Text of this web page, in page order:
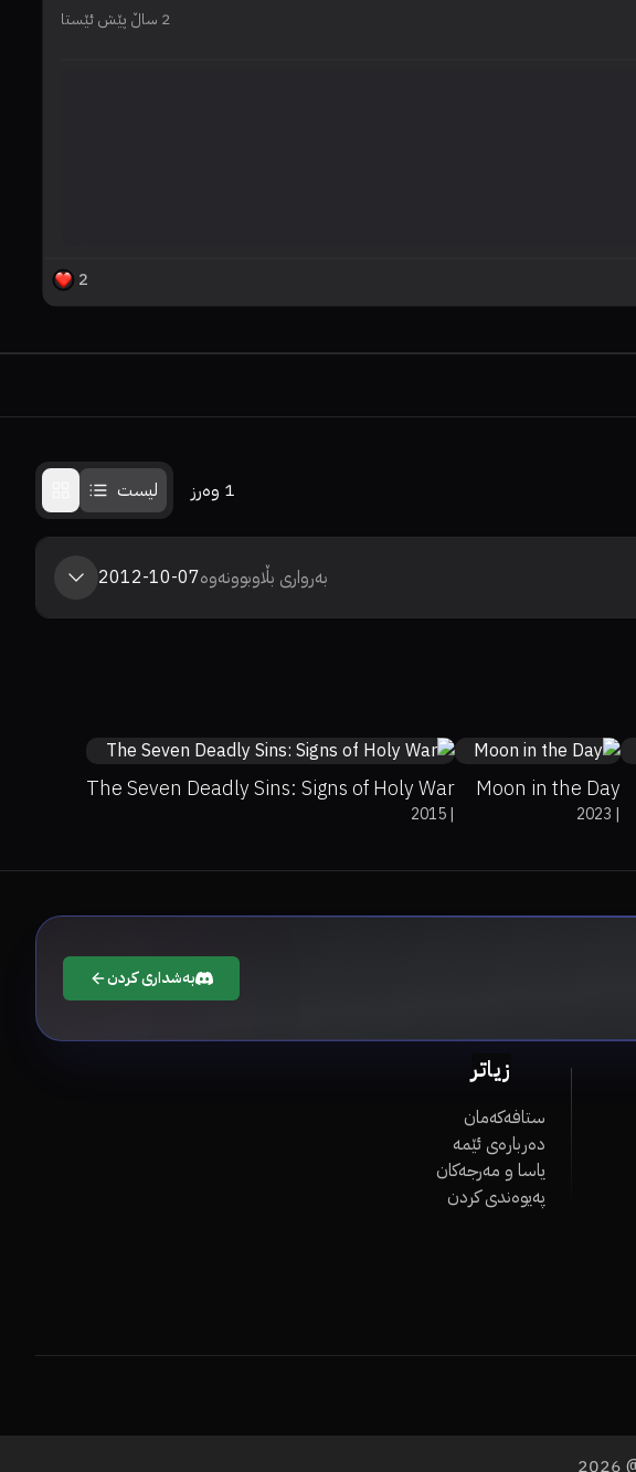
2 ساڵ پێش ئێستا
2
1 وەرز لیست
بەرواری بڵاوبوونەوە2012-10-07
Moon in the Day
|
2023
The Seven Deadly Sins: Signs of Holy War
|
2015
بەشداری کردن
زیاتر
ستافەکەمان
دەربارەی ئێمە
یاسا و مەرجەکان
پەیوەندی کردن
2026